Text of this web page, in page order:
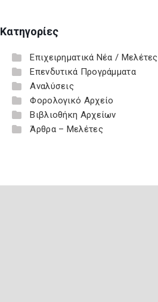
Κατηγορίες
Επιχειρηματικά Νέα / Μελέτες
Επενδυτικά Προγράμματα
Αναλύσεις
Φορολογικό Αρχείο
Βιβλιοθήκη Αρχείων
Άρθρα – Μελέτες